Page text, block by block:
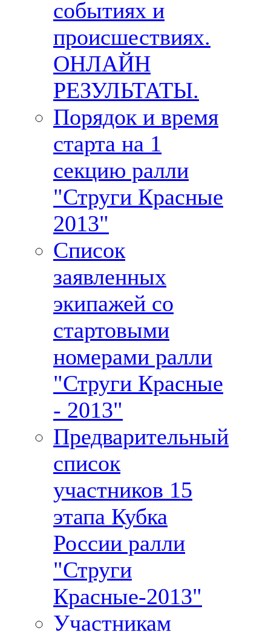
событиях и
происшествиях.
ОНЛАЙН
РЕЗУЛЬТАТЫ.
Порядок и время
старта на 1
секцию ралли
"Струги Красные
2013"
Список
заявленных
экипажей со
стартовыми
номерами ралли
"Струги Красные
- 2013"
Предварительный
список
участников 15
этапа Кубка
России ралли
"Струги
Красные-2013"
Участникам